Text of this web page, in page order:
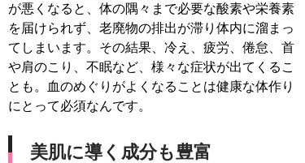
が悪くなると、体の隅々まで必要な酸素や栄養素
を届けられず、老廃物の排出が滞り体内に溜まっ
てしまいます。その結果、冷え、疲労、倦怠、首
や肩のこり、不眠など、様々な症状が出てくるこ
とも。血のめぐりがよくなることは健康な体作り
にとって必須なんです。
美肌に導く成分も豊富